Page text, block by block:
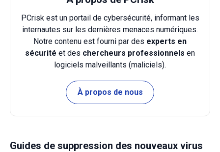
PCrisk est un portail de cybersécurité, informant les
internautes sur les dernières menaces numériques.
Notre contenu est fourni par des experts en
sécurité et des chercheurs professionnels en
logiciels malveillants (maliciels).
À propos de nous
Guides de suppression des nouveaux virus